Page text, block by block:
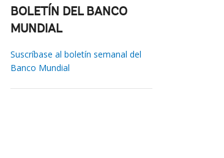
BOLETÍN DEL BANCO
MUNDIAL
Suscríbase al boletín semanal del
Banco Mundial